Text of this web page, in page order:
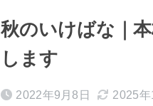
秋のいけばな｜
します
2022年9月8日 2025年